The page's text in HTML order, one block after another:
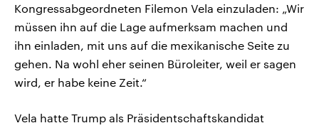
Kongressabgeordneten Filemon Vela einzuladen: „Wir
müssen ihn auf die Lage aufmerksam machen und
ihn einladen, mit uns auf die mexikanische Seite zu
gehen. Na wohl eher seinen Büroleiter, weil er sagen
wird, er habe keine Zeit.“
Vela hatte Trump als Präsidentschaftskandidat